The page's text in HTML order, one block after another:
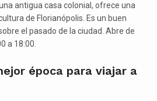
antigua casa colonial, ofrece una
de Florianópolis. Es un buen
el pasado de la ciudad. Abre de
a 18:00.
época para viajar a